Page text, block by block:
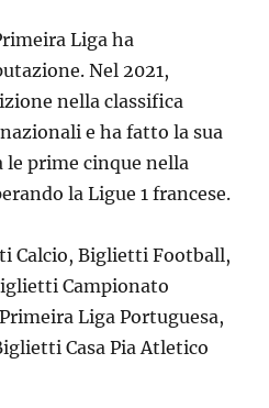
Liga ha
Nel 2021,
nella classifica
e ha fatto la sua
prime cinque nella
la Ligue 1 francese.
Calcio, Biglietti Football,
Campionato
Liga Portuguesa,
Casa Pia Atletico